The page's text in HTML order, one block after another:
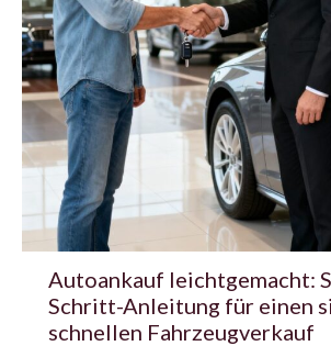
Autoankauf leichtgemacht:
Schritt-Anleitung für einen
schnellen Fahrzeugverkauf